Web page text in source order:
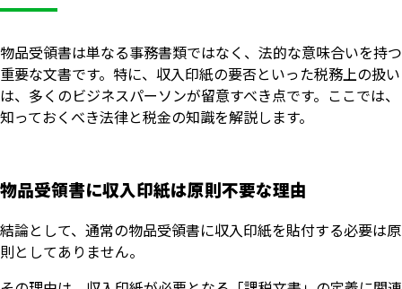
物品受領書は単なる事務書類ではなく、法的な意味合いを持つ
重要な文書です。特に、収入印紙の要否といった税務上の扱い
は、多くのビジネスパーソンが留意すべき点です。ここでは、
知っておくべき法律と税金の知識を解説します。
物品受領書に収入印紙は原則不要な理由
結論として、通常の物品受領書に収入印紙を貼付する必要は原
則としてありません。